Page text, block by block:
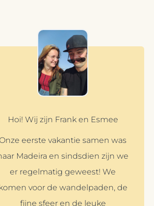
Hoi! Wij zijn Frank en Esmee
Onze eerste vakantie samen was
Madeira en sindsdien zijn we
er regelmatig geweest! We
komen voor de wandelpaden, de
fijne sfeer en de leuke